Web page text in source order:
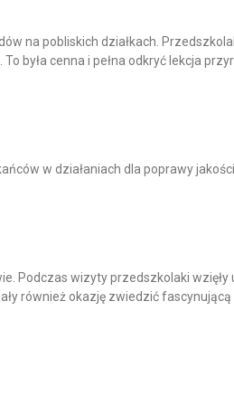
na pobliskich działkach.
była cenna i pełna odkryć lekcja
w działaniach dla poprawy
Podczas wizyty przedszkolaki wzięły
również okazję zwiedzić